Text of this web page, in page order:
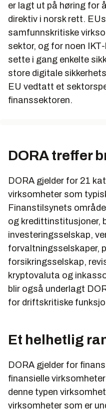
er lagt ut på høring for
direktiv i norsk rett.
samfunnskritiske
sektor, og for noen
sette i gang enkelte
store digitale
EU vedtatt et
finanssektoren.
DORA treffer
DORA gjelder for 21
virksomheter som
Finanstilsynets
og kredittinstitusjoner,
investeringsselskap,
forvaltningsselskaper,
forsikringsselskap,
kryptovaluta og
blir også underlagt
for driftskritiske
Et helhetlig
DORA gjelder for
finansielle
denne typen
virksomheter som er